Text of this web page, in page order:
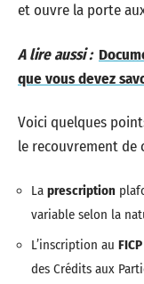
et ouvre la porte
A lire aussi :
que vous devez
Voici quelques
le recouvrement de
La prescription
variable selon la
L’inscription au FICP
des Crédits aux